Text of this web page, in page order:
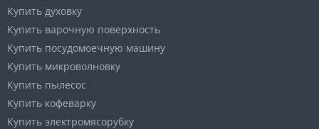
Купить духовку
Купить варочную поверхность
Купить посудомоечную машину
Купить микроволновку
Купить пылесос
Купить кофеварку
Купить электромясорубку